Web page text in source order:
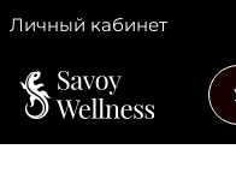
Личный кабинет